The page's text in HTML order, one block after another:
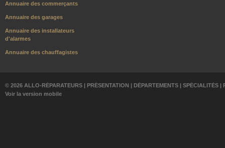
Annuaire des commerçants
Annuaire des garages
Annuaire des installateurs
d'alarmes
Annuaire des chauffagistes
© 2026 ALLO-RÉPARATEURS | PRÉSENTATION | DÉPARTEMENTS | SPÉCIALITÉS |
Voir la version mobile